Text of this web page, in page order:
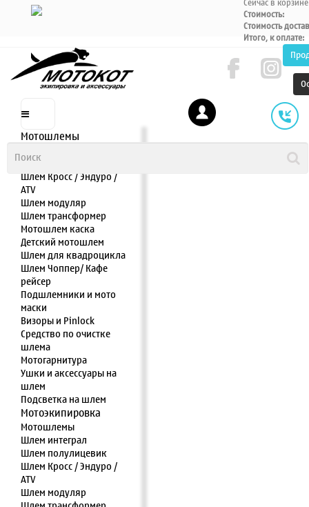
Стоимость:
Стоимость
Итого, к оплате:
Мотошлемы
Шлем полулицевик
Шлем Кросс / Эндуро /
ATV
Шлем модуляр
Шлем трансформер
Мотошлем каска
Детский мотошлем
Шлем для квадроцикла
Шлем Чоппер/ Кафе
рейсер
Подшлемники и мото
маски
Визоры и Pinlock
Средство по очистке
шлема
Мотогарнитура
Ушки и аксессуары на
шлем
Подсветка на шлем
Мотоэкипировка
Мотошлемы
Шлем интеграл
Шлем полулицевик
Шлем Кросс / Эндуро /
ATV
Шлем модуляр